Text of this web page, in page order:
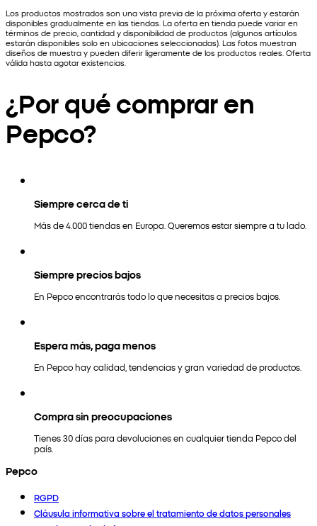
Los productos mostrados son una vista previa de la próxima oferta y estarán
disponibles gradualmente en las tiendas. La oferta en tienda puede variar en
términos de precio, cantidad y disponibilidad de productos (algunos artículos
estarán disponibles solo en ubicaciones seleccionadas). Las fotos muestran
diseños de muestra y pueden diferir ligeramente de los productos reales. Oferta
válida hasta agotar existencias.
¿Por qué comprar en
Pepco?
Siempre cerca de ti
Más de 4.000 tiendas en Europa. Queremos estar siempre a tu lado.
Siempre precios bajos
En Pepco encontrarás todo lo que necesitas a precios bajos.
Espera más, paga menos
En Pepco hay calidad, tendencias y gran variedad de productos.
Compra sin preocupaciones
Tienes 30 días para devoluciones en cualquier tienda Pepco del
país.
Pepco
RGPD
Cláusula informativa sobre el tratamiento de datos personales